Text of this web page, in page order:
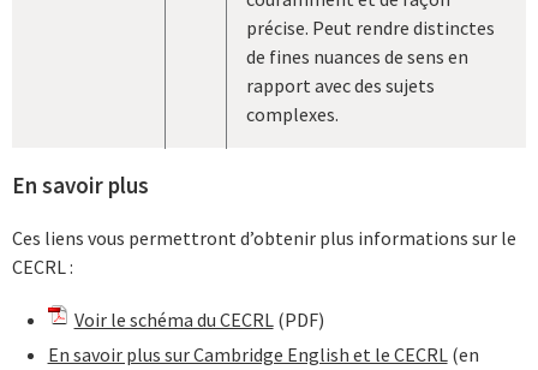
précise. Peut rendre distinctes
de fines nuances de sens en
rapport avec des sujets
complexes.
En savoir plus
Ces liens vous permettront d’obtenir plus informations sur le
CECRL :
Voir le schéma du CECRL(PDF)
En savoir plus sur Cambridge English et le CECRL(en